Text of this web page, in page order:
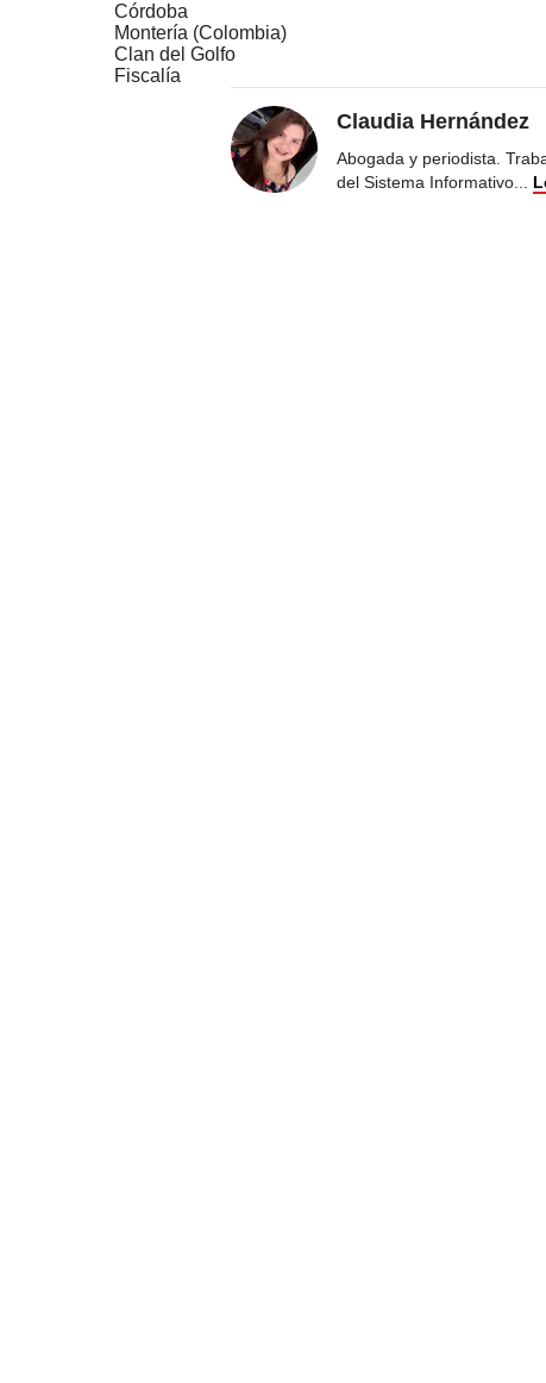
Córdoba
Montería (Colombia)
Clan del Golfo
Fiscalía
Claudia Hernández
Abogada y periodista.
del Sistema Informativo...